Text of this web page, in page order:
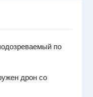
по
дрон со